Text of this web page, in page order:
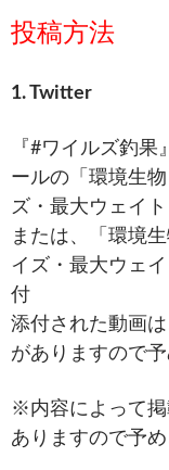
投稿方法
1. Twitter
『#ワイルズ釣
ールの「環境生
ズ・最大ウェイ
または、「環境
イズ・最大ウェ
付
添付された動画
がありますので
※内容によって
ありますので予